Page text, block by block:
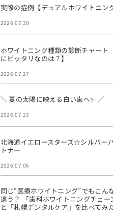
実際の症例【デュアルホワイトニン
2026.07.30
ホワイトニング種類の診断チャート
にピッタリなのは？】
2026.07.27
＼ 夏の太陽に映える白い歯へ✨ ／
2026.07.23
北海道イエロースターズ☆シルバー
トナー
2026.07.06
同じ“医療ホワイトニング”でもこん
違う？ 「歯科ホワイトニングチェー
と「札幌デンタルケア」を比べてみ